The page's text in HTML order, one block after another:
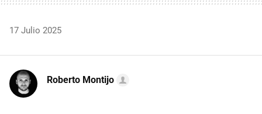
17 Julio 2025
Roberto Montijo